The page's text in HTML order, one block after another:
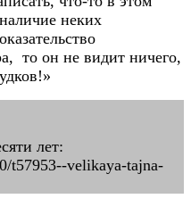
неких
то он не видит ничего,
лет:
t57953--velikaya-tajna-